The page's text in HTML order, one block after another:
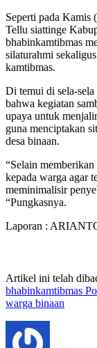
Seperti pada Kamis
Tellu siattinge
bhabinkamtibmas
silaturahmi
kamtibmas.
Di temui di sela-
bahwa kegiatan
upaya untuk
guna menciptakan
desa binaan.
“Selain
kepada warga agar
meminimalisir
“Pungkasnya.
Laporan :
Artikel ini telah
bhabinkamtibmas
warga binaan